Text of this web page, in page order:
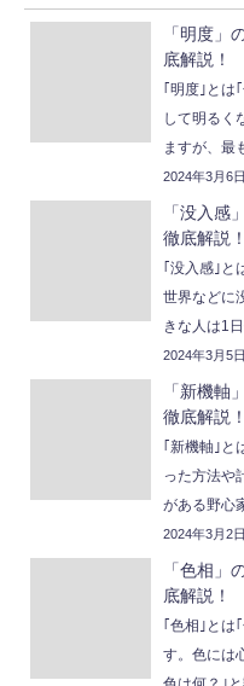
「明度」
底解説！
｢明度｣とは
して明るく
ますが、最
2024年3月6日
「没入感
徹底解説！
｢没入感｣と
世界などに
きな人は1
2024年3月5日
「新機軸
徹底解説！
｢新機軸｣と
った方法や
がある野心
2024年3月2日
「色相」
底解説！
｢色相｣とは
す。色には